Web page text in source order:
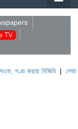
TV
বিজিবি|লেবাননের